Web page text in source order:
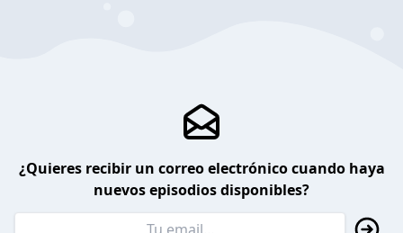
¿Quieres recibir un correo electrónico cuando haya
nuevos episodios disponibles?